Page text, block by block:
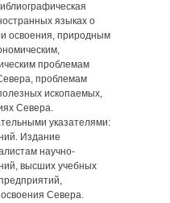
языках о
освоения, природным
проблемам
проблемам
ископаемых,
Севера.
указателями:
Издание
научно-
высших учебных
Севера.